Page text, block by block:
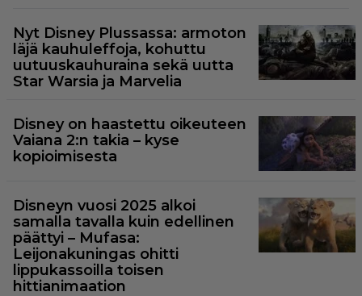
Nyt Disney Plussassa: armoton
läjä kauhuleffoja, kohuttu
uutuuskauhuraina sekä uutta
Star Warsia ja Marvelia
Disney on haastettu oikeuteen
Vaiana 2:n takia – kyse
kopioimisesta
Disneyn vuosi 2025 alkoi
samalla tavalla kuin edellinen
päättyi – Mufasa:
Leijonakuningas ohitti
lippukassoilla toisen
hittianimaation